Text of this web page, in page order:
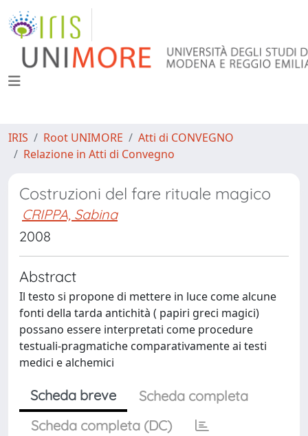
IRIS Root UNIMORE
Atti di CONVEGNO
Relazione in Atti di Convegno
Costruzioni del fare rituale magico
CRIPPA, Sabina
2008
Abstract
Il testo si propone di mettere in luce come alcune
fonti della tarda antichità ( papiri greci magici)
possano essere interpretati come procedure
testuali-pragmatiche comparativamente ai testi
medici e alchemici
Scheda breve
Scheda completa
Scheda completa (DC)